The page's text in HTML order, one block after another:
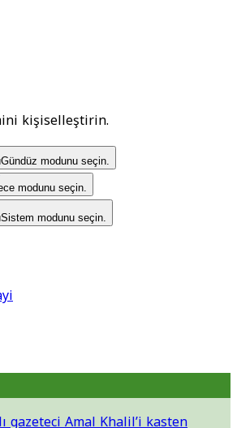
kişiselleştirin.
Gündüz modunu seçin.
modunu seçin.
Sistem modunu seçin.
gazeteci Amal Khalil’i kasten